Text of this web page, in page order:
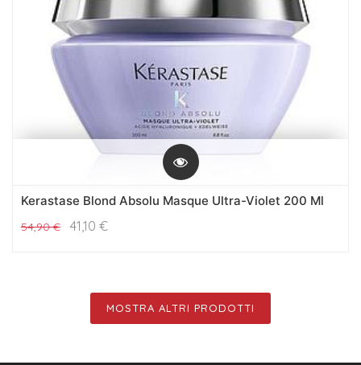
Kerastase Blond Absolu Masque Ultra-Violet 200 Ml
54,90€ 41,10 €
MOSTRA ALTRI PRODOTTI